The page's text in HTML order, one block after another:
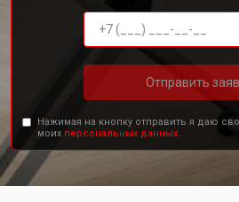
Отправить
Нажимая на кнопку отправить я даю
моих персональных данных.